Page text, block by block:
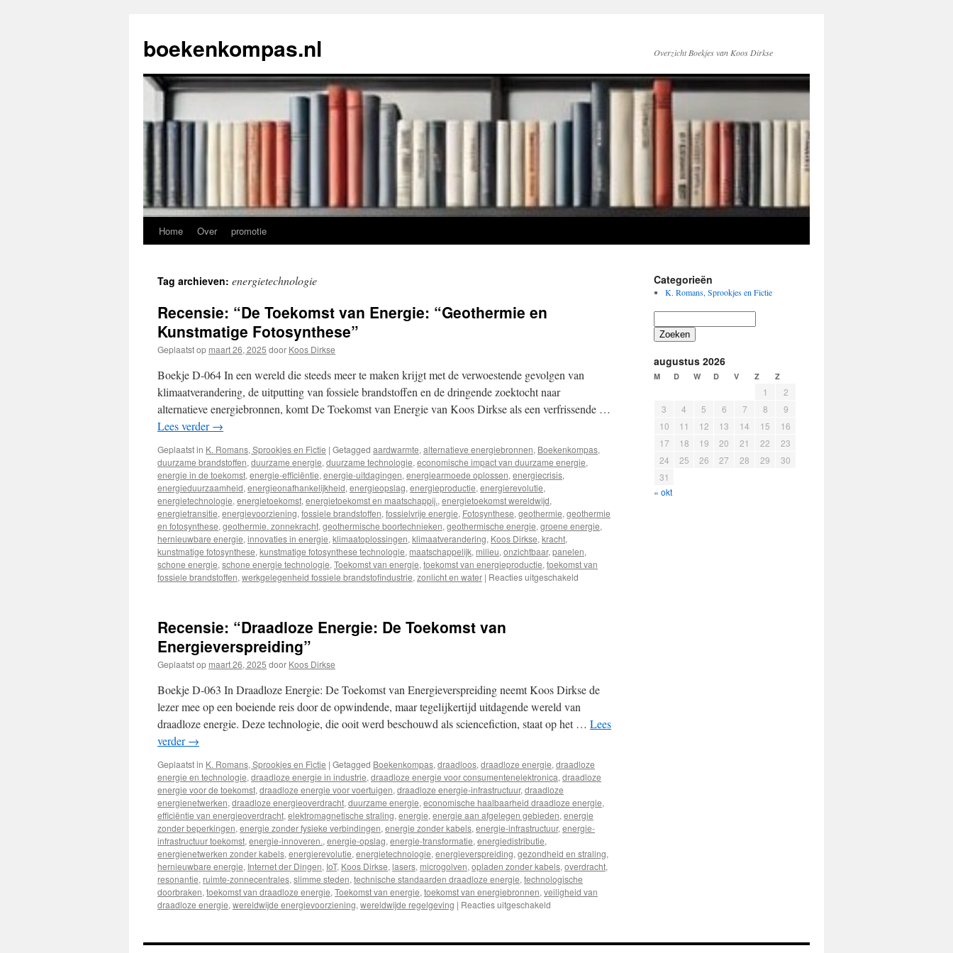
de
inhoud
boekenkompas.nl Overzicht Boekjes van Koos Dirkse
Home Over promotie
Tag archieven: energietechnologie
Recensie: “De Toekomst van Energie: “Geothermie en
Kunstmatige Fotosynthese”
Geplaatst op maart 26, 2025 door Koos Dirkse
Boekje D-064 In een wereld die steeds meer te maken krijgt met de verwoestende gevolgen van
klimaatverandering, de uitputting van fossiele brandstoffen en de dringende zoektocht naar
alternatieve energiebronnen, komt De Toekomst van Energie van Koos Dirkse als een verfrissende …
Lees verder→
Geplaatst in K. Romans, Sprookjes en Fictie | Getagged aardwarmte, alternatieve energiebronnen, Boekenkompas,
duurzame brandstoffen, duurzame energie, duurzame technologie, economische impact van duurzame energie,
energie in de toekomst, energie-efficiëntie, energie-uitdagingen, energiearmoede oplossen, energiecrisis,
energieduurzaamheid, energieonafhankelijkheid, energieopslag, energieproductie, energierevolutie,
energietechnologie, energietoekomst, energietoekomst en maatschappij., energietoekomst wereldwijd,
energietransitie, energievoorziening, fossiele brandstoffen, fossielvrije energie, Fotosynthese, geothermie, geothermie
en fotosynthese, geothermie. zonnekracht, geothermische boortechnieken, geothermische energie, groene energie,
hernieuwbare energie, innovaties in energie, klimaatoplossingen, klimaatverandering, Koos Dirkse, kracht,
kunstmatige fotosynthese, kunstmatige fotosynthese technologie, maatschappelijk, milieu, onzichtbaar, panelen,
schone energie, schone energie technologie, Toekomst van energie, toekomst van energieproductie, toekomst van
fossiele brandstoffen, werkgelegenheid fossiele brandstofindustrie, zonlicht en water | Reacties uitgeschakeld
Fotosynthese”
Recensie: “Draadloze Energie: De Toekomst van
Energieverspreiding”
Geplaatst op maart 26, 2025 door Koos Dirkse
Boekje D-063 In Draadloze Energie: De Toekomst van Energieverspreiding neemt Koos Dirkse de
lezer mee op een boeiende reis door de opwindende, maar tegelijkertijd uitdagende wereld van
draadloze energie. Deze technologie, die ooit werd beschouwd als sciencefiction, staat op het … Lees
verder→
Geplaatst in K. Romans, Sprookjes en Fictie | Getagged Boekenkompas, draadloos, draadloze energie, draadloze
energie en technologie, draadloze energie in industrie, draadloze energie voor consumentenelektronica, draadloze
energie voor de toekomst, draadloze energie voor voertuigen, draadloze energie-infrastructuur, draadloze
energienetwerken, draadloze energieoverdracht, duurzame energie, economische haalbaarheid draadloze energie,
efficiëntie van energieoverdracht, elektromagnetische straling, energie, energie aan afgelegen gebieden, energie
zonder beperkingen, energie zonder fysieke verbindingen, energie zonder kabels, energie-infrastructuur, energie-
infrastructuur toekomst, energie-innoveren., energie-opslag, energie-transformatie, energiedistributie,
energienetwerken zonder kabels, energierevolutie, energietechnologie, energieverspreiding, gezondheid en straling,
hernieuwbare energie, Internet der Dingen, IoT, Koos Dirkse, lasers, microgolven, opladen zonder kabels, overdracht,
resonantie, ruimte-zonnecentrales, slimme steden, technische standaarden draadloze energie, technologische
doorbraken, toekomst van draadloze energie, Toekomst van energie, toekomst van energiebronnen, veiligheid van
draadloze energie, wereldwijde energievoorziening, wereldwijde regelgeving | Reacties uitgeschakeld
Energie:
Categorieën
K. Romans, Sprookjes en Fictie
Zoeken
augustus 2026
M D W D V Z Z
1
2
3
4 5 6 7 8
9
10
11 12 13 14 15
16
17
18 19 20 21 22
23
24
25 26 27 28 29
30
31
« okt